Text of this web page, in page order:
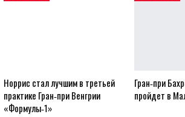
Норрис стал лучшим в третьей
практике Гран‑при Венгрии
«Формулы‑1»
Гран‑при
пройдет в